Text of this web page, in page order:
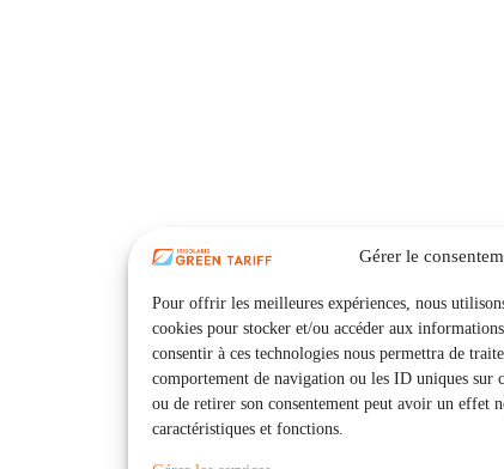
Gérer le
Pour offrir les meilleures expériences, nous
cookies pour stocker et/ou accéder aux
consentir à ces technologies nous permettra de
comportement de navigation ou les ID uniques sur
ou de retirer son consentement peut avoir un effet
caractéristiques et fonctions.